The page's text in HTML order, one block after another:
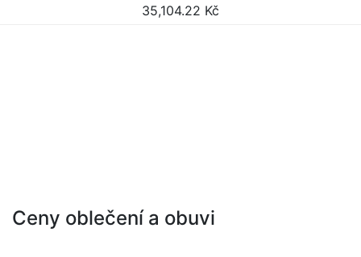
35,104.22 Kč
Ceny oblečení a obuvi